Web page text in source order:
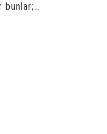
bunlar;…